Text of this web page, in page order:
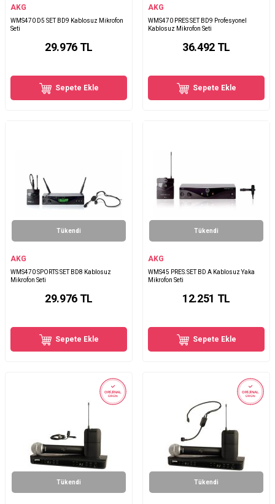
AKG
WMS470 D5 SET BD9 Kablosuz Mikrofon
Seti
29.976TL
Sepete Ekle
AKG
WMS470 PRES SET BD9 Profesyonel
Kablosuz Mikrofon Seti
36.492TL
Sepete Ekle
Tükendi
AKG
WMS470 SPORTS SET BD8 Kablosuz
Mikrofon Seti
29.976TL
Sepete Ekle
Tükendi
AKG
WMS45 PRES.SET BD A Kablosuz Yaka
Mikrofon Seti
12.251 TL
Sepete Ekle
Tükendi
ORİJİNAL
ÜRÜN
Tükendi
ORİJİNAL
ÜRÜN